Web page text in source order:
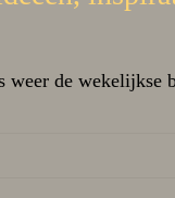
weer de